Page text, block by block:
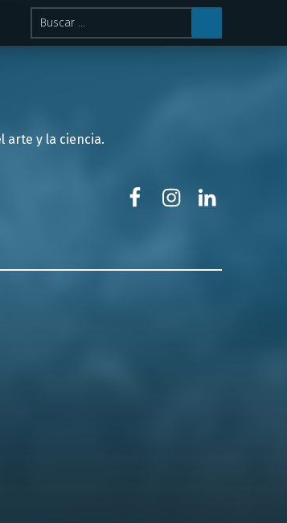
Buscar:
arte y la ciencia.